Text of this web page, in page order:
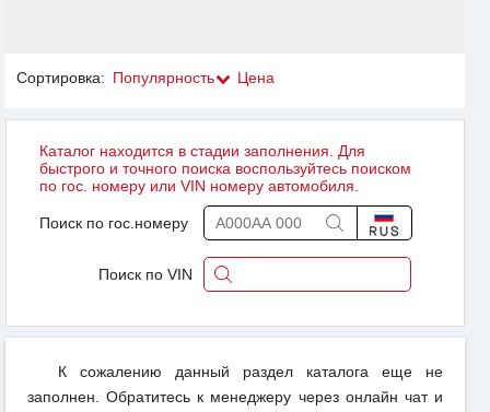
Сортировка: Популярность Цена
Каталог находится в стадии заполнения. Для
быстрого и точного поиска воспользуйтесь поиском
по гос. номеру или VIN номеру автомобиля.
Поиск по гос.номеру
Поиск по VIN
К сожалению данный раздел каталога еще не
заполнен. Обратитесь к менеджеру через онлайн чат и